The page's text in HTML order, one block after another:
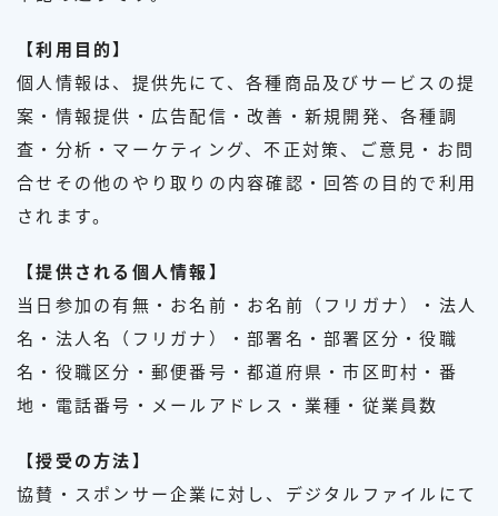
【利用目的】
個人情報は、提供先にて、各種商品及びサービスの提
案・情報提供・広告配信・改善・新規開発、各種調
査・分析・マーケティング、不正対策、ご意見・お問
合せその他のやり取りの内容確認・回答の目的で利用
されます。
【提供される個人情報】
当日参加の有無・お名前・お名前（フリガナ）・法人
名・法人名（フリガナ）・部署名・部署区分・役職
名・役職区分・郵便番号・都道府県・市区町村・番
地・電話番号・メールアドレス・業種・従業員数
【授受の方法】
協賛・スポンサー企業に対し、デジタルファイルにて